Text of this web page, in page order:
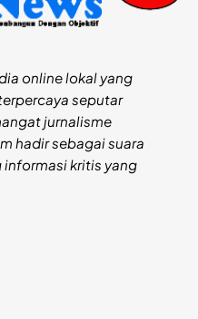
online lokal yang
seputar
jurnalisme
hadir sebagai suara
kritis yang